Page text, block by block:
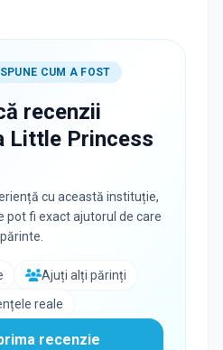
CUM A FOST
recenzii
Little Princess
cu această instituție,
pot fi exact ajutorul de care
Ajuți alți părinți
reale
recenzie